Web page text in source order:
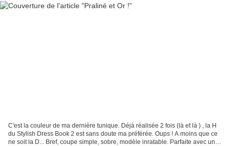
C'est la couleur de ma dernière tunique. Déjà réalisée 2 fois (là et là ) , la H
du Stylish Dress Book 2 est sans doute ma préférée. Oups ! A moins que ce
ne soit la D... Bref, coupe simple, sobre, modèle inratable. Parfaite avec un